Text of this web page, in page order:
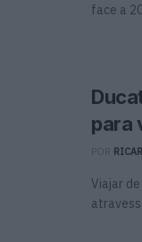
face a
para
Viajar